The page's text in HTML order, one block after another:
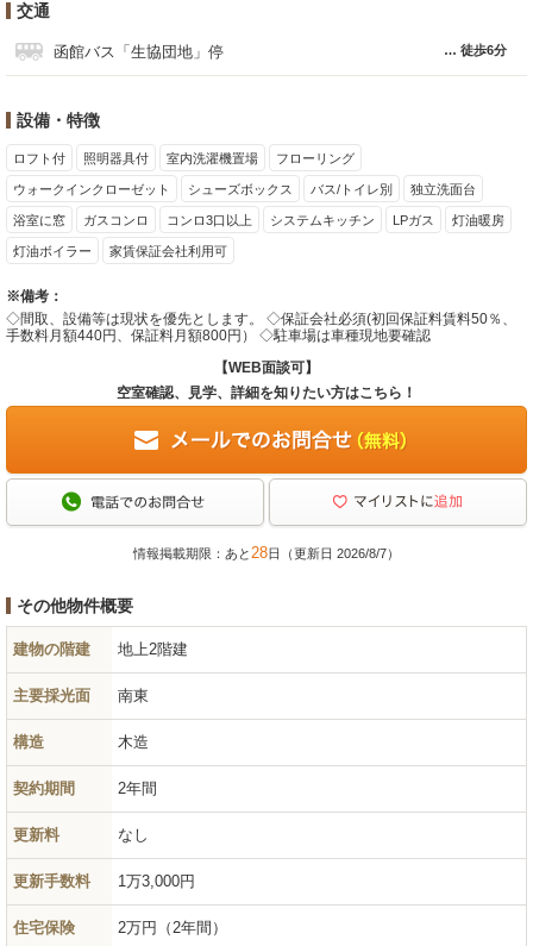
交通
函館バス「生協団地」停 徒歩6分
設備・特徴
ロフト付 照明器具付 室内洗濯機置場 フローリング
ウォークインクローゼット シューズボックス バス/トイレ別 独立洗面台
浴室に窓 ガスコンロ コンロ3口以上 システムキッチン LPガス 灯油暖房
灯油ボイラー 家賃保証会社利用可
※備考：
◇間取、設備等は現状を優先とします。 ◇保証会社必須(初回保証料賃料50％、
手数料月額440円、保証料月額800円） ◇駐車場は車種現地要確認
【WEB面談可】
空室確認、見学、詳細を知りたい方はこちら！
情報掲載期限：あと28日（更新日 2026/8/7）
その他物件概要
建物の階建 地上2階建
主要採光面 南東
構造 木造
契約期間 2年間
更新料 なし
更新手数料 1万3,000円
住宅保険 2万円（2年間）